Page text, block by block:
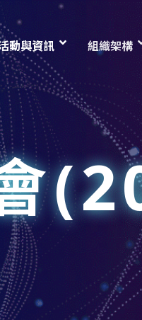
動與資訊 組織架構